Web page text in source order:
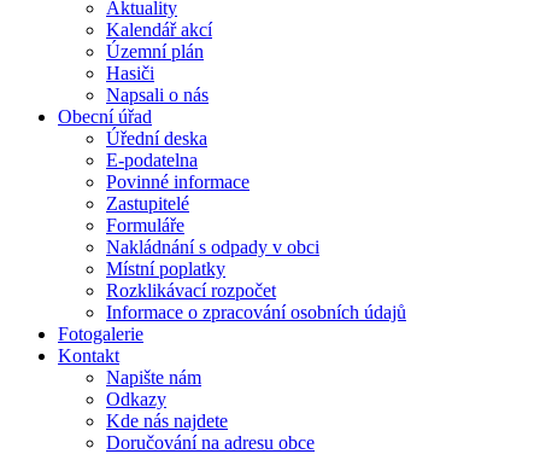
Aktuality
Kalendář akcí
Územní plán
Hasiči
Napsali o nás
Obecní úřad
Úřední deska
E-podatelna
Povinné informace
Zastupitelé
Formuláře
Nakládnání s odpady v obci
Místní poplatky
Rozklikávací rozpočet
Informace o zpracování osobních údajů
Fotogalerie
Kontakt
Napište nám
Odkazy
Kde nás najdete
Doručování na adresu obce